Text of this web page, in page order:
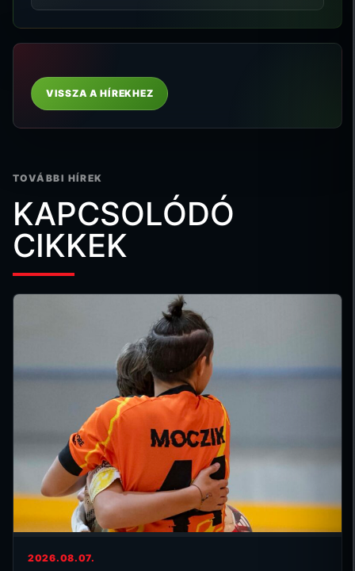
VISSZA A HÍREKHEZ
TOVÁBBI HÍREK
KAPCSOLÓDÓ
CIKKEK
2026.08.07.